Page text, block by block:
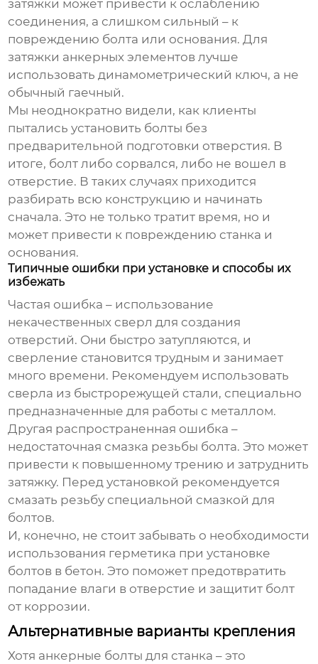
затяжки может привести к ослаблению
соединения, а слишком сильный – к
повреждению болта или основания. Для
затяжки анкерных элементов лучше
использовать динамометрический ключ, а не
обычный гаечный.
Мы неоднократно видели, как клиенты
пытались установить болты без
предварительной подготовки отверстия. В
итоге, болт либо сорвался, либо не вошел в
отверстие. В таких случаях приходится
разбирать всю конструкцию и начинать
сначала. Это не только тратит время, но и
может привести к повреждению станка и
основания.
Типичные ошибки при установке и способы их
избежать
Частая ошибка – использование
некачественных сверл для создания
отверстий. Они быстро затупляются, и
сверление становится трудным и занимает
много времени. Рекомендуем использовать
сверла из быстрорежущей стали, специально
предназначенные для работы с металлом.
Другая распространенная ошибка –
недостаточная смазка резьбы болта. Это может
привести к повышенному трению и затруднить
затяжку. Перед установкой рекомендуется
смазать резьбу специальной смазкой для
болтов.
И, конечно, не стоит забывать о необходимости
использования герметика при установке
болтов в бетон. Это поможет предотвратить
попадание влаги в отверстие и защитит болт
от коррозии.
Альтернативные варианты крепления
Хотя анкерные болты для станка – это